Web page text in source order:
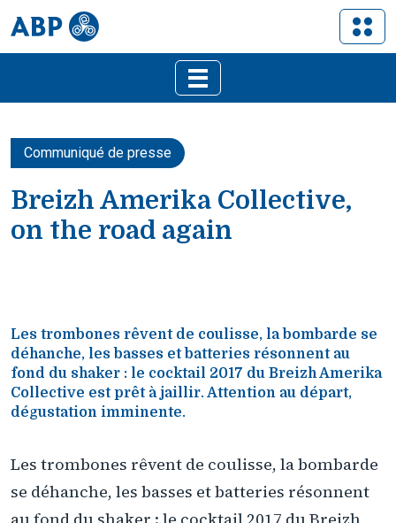
Communiqué de presse
Breizh Amerika Collective,
on the road again
Les trombones rêvent de coulisse, la bombarde se
déhanche, les basses et batteries résonnent au
fond du shaker : le cocktail 2017 du Breizh Amerika
Collective est prêt à jaillir. Attention au départ,
dégustation imminente.
Les trombones rêvent de coulisse, la bombarde
se déhanche, les basses et batteries résonnent